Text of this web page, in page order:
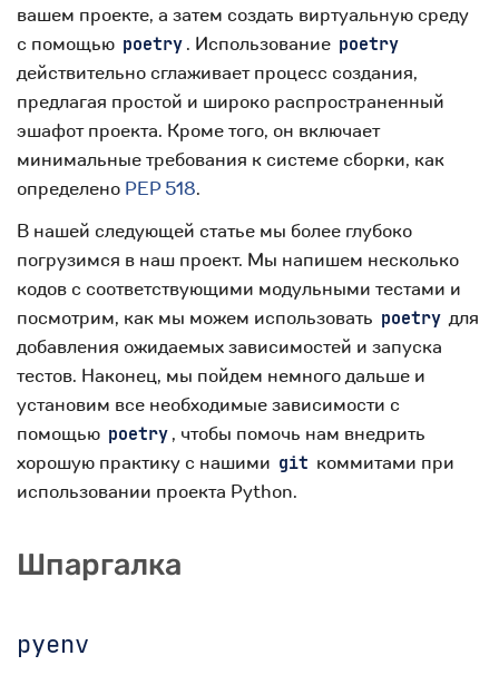
вашем проекте, а затем создать виртуальную среду
с помощью poetry . Использование poetry
действительно сглаживает процесс создания,
предлагая простой и широко распространенный
эшафот проекта. Кроме того, он включает
минимальные требования к системе сборки, как
определено PEP 518.
В нашей следующей статье мы более глубоко
погрузимся в наш проект. Мы напишем несколько
кодов с соответствующими модульными тестами и
посмотрим, как мы можем использовать poetry для
добавления ожидаемых зависимостей и запуска
тестов. Наконец, мы пойдем немного дальше и
установим все необходимые зависимости с
помощью poetry , чтобы помочь нам внедрить
хорошую практику с нашими git коммитами при
использовании проекта Python.
Шпаргалка
pyenv